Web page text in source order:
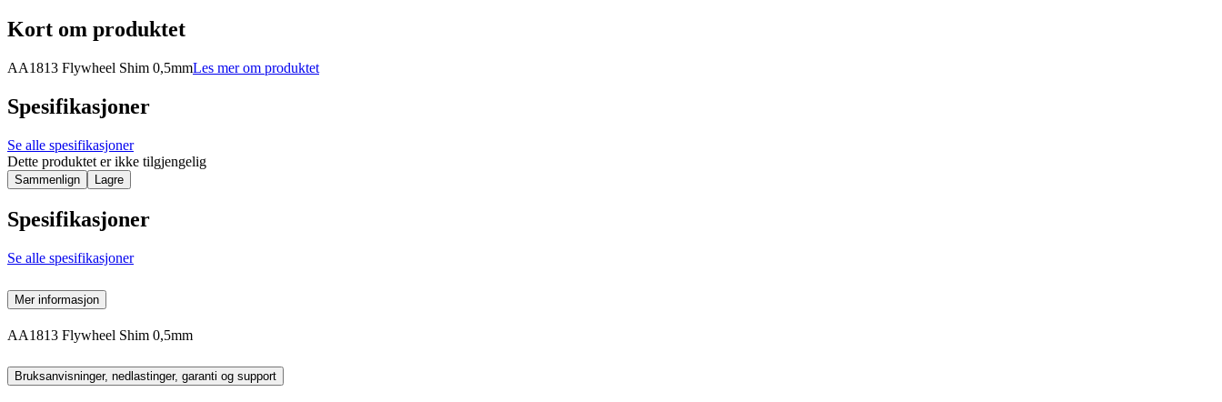
Kort om produktet
AA1813 Flywheel Shim 0,5mmLes mer om produktet
Spesifikasjoner
Se alle spesifikasjoner
Dette produktet er ikke tilgjengelig
Sammenlign Lagre
Spesifikasjoner
Se alle spesifikasjoner
Mer informasjon
AA1813 Flywheel Shim 0,5mm
Bruksanvisninger, nedlastinger, garanti og support